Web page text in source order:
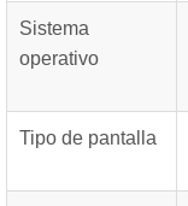
Sistema
operativo
Tipo de pantalla